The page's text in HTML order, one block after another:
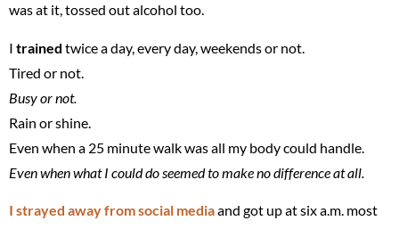
was at it, tossed out alcohol too.
I trained twice a day, every day, weekends or not.
Tired or not.
Busy or not.
Rain or shine.
Even when a 25 minute walk was all my body could handle.
Even when what I could do seemed to make no difference at all.
I strayed away from social mediaand got up at six a.m. most